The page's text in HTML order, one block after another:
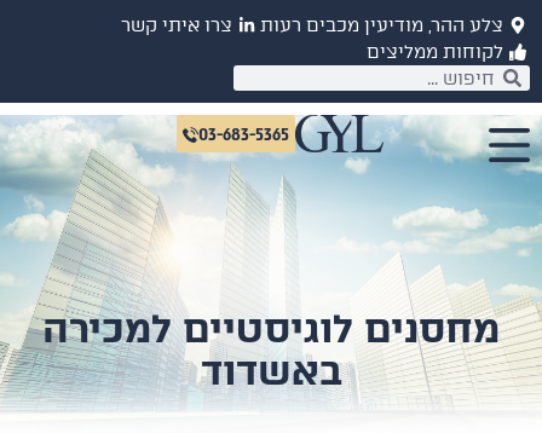
ההר, מודיעין מכבים רעות
צרו איתי קשר
ממליצים
03-683-5365
מחסנים לוגיסטיים למכירה
באשדוד